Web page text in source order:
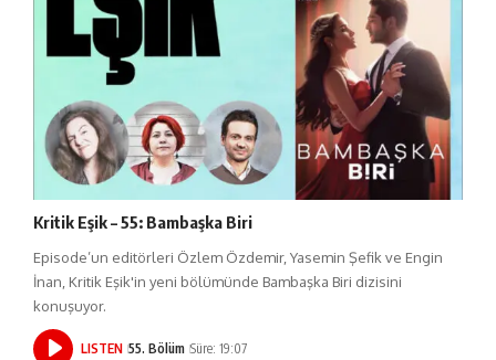
Kritik Eşik – 55: Bambaşka Biri
Episode’un editörleri Özlem Özdemir, Yasemin Şefik ve Engin
İnan, Kritik Eşik'in yeni bölümünde Bambaşka Biri dizisini
konuşuyor.
LISTEN 55. Bölüm Süre: 19:07